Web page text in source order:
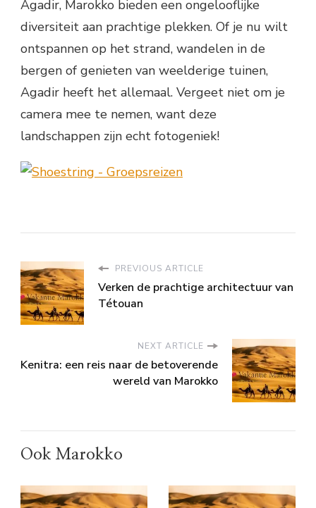
Agadir, Marokko bieden een ongelooflijke
diversiteit aan prachtige plekken. Of je nu wilt
ontspannen op het strand, wandelen in de
bergen of genieten van weelderige tuinen,
Agadir heeft het allemaal. Vergeet niet om je
camera mee te nemen, want deze
landschappen zijn echt fotogeniek!
PREVIOUS ARTICLE
Verken de prachtige architectuur van
Tétouan
NEXT ARTICLE
Kenitra: een reis naar de betoverende
wereld van Marokko
Ook Marokko